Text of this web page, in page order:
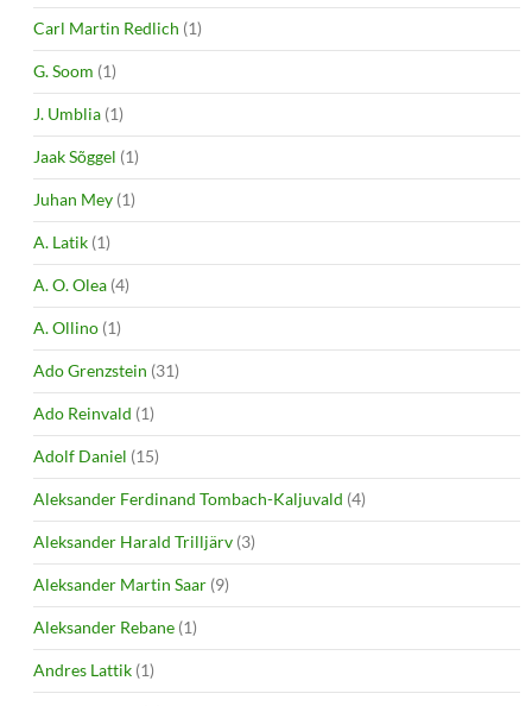
Carl Martin Redlich (1)
G. Soom (1)
J. Umblia (1)
Jaak Sõggel (1)
Juhan Mey (1)
A. Latik (1)
A. O. Olea (4)
A. Ollino (1)
Ado Grenzstein (31)
Ado Reinvald (1)
Adolf Daniel (15)
Aleksander Ferdinand Tombach-Kaljuvald (4)
Aleksander Harald Trilljärv (3)
Aleksander Martin Saar (9)
Aleksander Rebane (1)
Andres Lattik (1)